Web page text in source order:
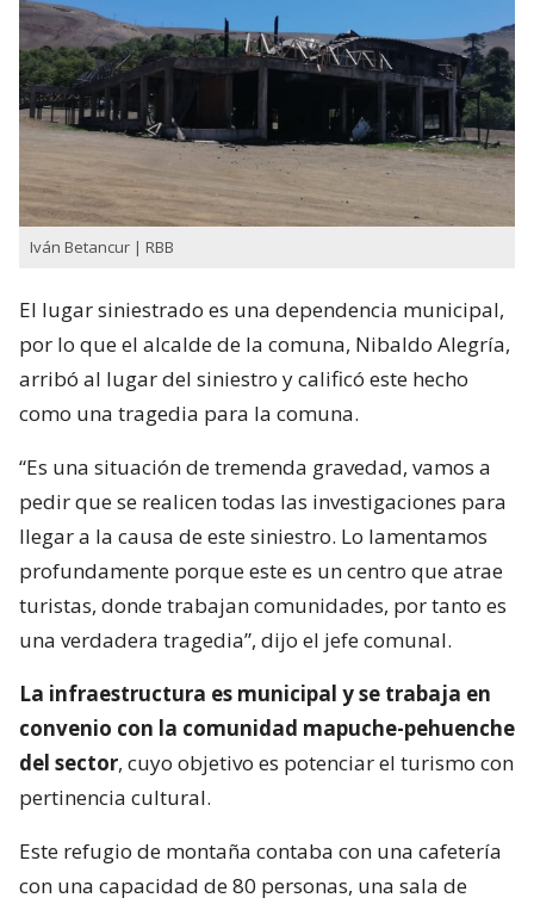
Iván Betancur | RBB
El lugar siniestrado es una dependencia municipal,
por lo que el alcalde de la comuna, Nibaldo Alegría,
arribó al lugar del siniestro y calificó este hecho
como una tragedia para la comuna.
“Es una situación de tremenda gravedad, vamos a
pedir que se realicen todas las investigaciones para
llegar a la causa de este siniestro. Lo lamentamos
profundamente porque este es un centro que atrae
turistas, donde trabajan comunidades, por tanto es
una verdadera tragedia”, dijo el jefe comunal.
La infraestructura es municipal y se trabaja en
convenio con la comunidad mapuche-pehuenche
del sector, cuyo objetivo es potenciar el turismo con
pertinencia cultural.
Este refugio de montaña contaba con una cafetería
con una capacidad de 80 personas, una sala de